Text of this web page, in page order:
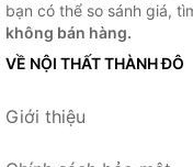
bạn có thể so sánh giá,
không bán hàng.
VỀ NỘI THẤT THÀNH ĐÔ
Giới thiệu